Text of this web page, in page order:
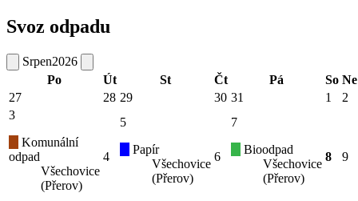
Svoz odpadu
Srpen2026
Po
Út St Čt Pá So Ne
27
28 29 30 31 1
2
3
Komunální
odpad
Všechovice
(Přerov)
4
5
Papír
Všechovice
(Přerov)
6
7
Bioodpad
Všechovice
(Přerov)
8 9